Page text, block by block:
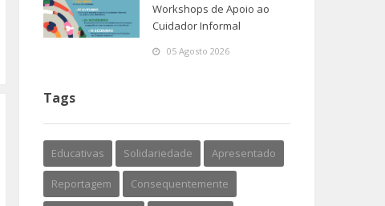
Workshops de Apoio ao
Cuidador Informal
05 Agosto 2026
Tags
Educativas Solidariedade Apresentado
Reportagem Consequentemente